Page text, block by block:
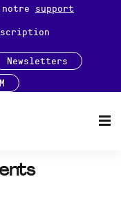
support
Newsletters